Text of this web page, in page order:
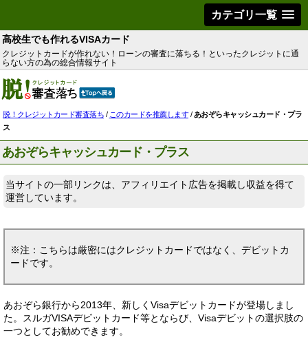
カテゴリ一覧
高校生でも作れるVISAカード
クレジットカードが作れない！ローンの審査に落ちる！といったクレジットに通
らない方の為の総合情報サイト
脱！クレジットカード審査落ち / このカードを推薦します/ あおぞらキャッシュカード・プラ
ス
あおぞらキャッシュカード・プラス
当サイトの一部リンクは、アフィリエイト広告を掲載し収益を得て
運営しています。
※注：こちらは厳密にはクレジットカードではなく、デビットカ
ードです。
あおぞら銀行から2013年、新しくVisaデビットカードが登場しまし
た。スルガVISAデビットカード等とならび、Visaデビットの選択肢の
一つとしてお勧めできます。